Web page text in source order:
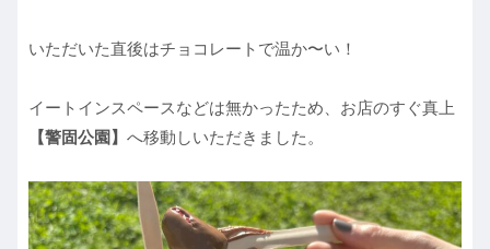
いただいた直後はチョコレートで温か〜い！
イートインスペースなどは無かったため、お店のすぐ真上
【警固公園】 へ移動しいただきました。